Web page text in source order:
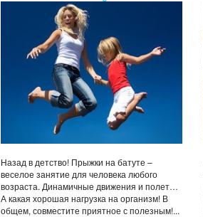
НА БАТУТЕ ДЛЯ ДЕТЕЙ
Назад в детство! Прыжки на батуте –
веселое занятие для человека любого
возраста. Динамичные движения и полет…
А какая хорошая нагрузка на организм! В
общем, совместите приятное с полезным!...